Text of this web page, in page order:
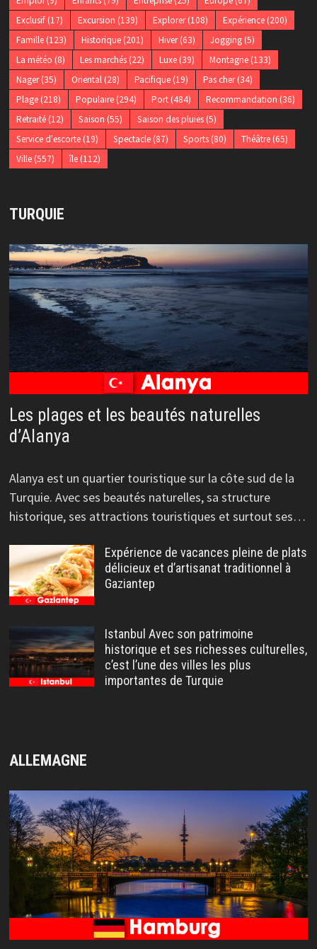
Exclusif(17) Excursion (139) Explorer(108) Expérience(200)
Famille(123) Historique(201) Hiver(63) Jogging(5)
La météo (8) Les marchés(22) Luxe(39) Montagne(133)
Nager(35) Oriental(28) Pacifique(19) Pas cher(34)
Plage(218) Populaire(294) Port(484) Recommandation (36)
Retraité(12) Saison (55) Saison des pluies(5)
Service d'escorte(19) Spectacle(87) Sports(80) Théâtre(65)
Ville(557) île(112)
TURQUIE
Les plages et les beautés naturelles
d’Alanya
Alanya est un quartier touristique sur la côte sud de la
Turquie. Avec ses beautés naturelles, sa structure
historique, ses attractions touristiques et surtout ses…
Expérience de vacances pleine de plats
délicieux et d’artisanat traditionnel à
Gaziantep
Istanbul Avec son patrimoine
historique et ses richesses culturelles,
c’est l’une des villes les plus
importantes de Turquie
ALLEMAGNE